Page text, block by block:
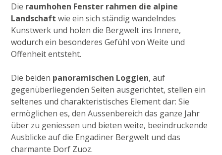
Die raumhohen Fenster rahmen die alpine
Landschaft wie ein sich ständig wandelndes
Kunstwerk und holen die Bergwelt ins Innere,
wodurch ein besonderes Gefühl von Weite und
Offenheit entsteht.
Die beiden panoramischen Loggien, auf
gegenüberliegenden Seiten ausgerichtet, stellen ein
seltenes und charakteristisches Element dar: Sie
ermöglichen es, den Aussenbereich das ganze Jahr
über zu geniessen und bieten weite, beeindruckende
Ausblicke auf die Engadiner Bergwelt und das
charmante Dorf Zuoz.